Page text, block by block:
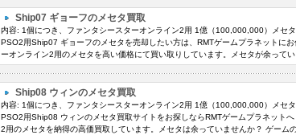
Ship07 ギョーフのメセタ買取
内容: 1個につき、ファンタシースターオンライン2用 1億（100,000,000）メセ
PSO2用Ship07 ギョーフのメセタを売却したい方は、RMTゲームプラネットに
ーオンライン2用のメセタを高い価格にて買い取りしています。メセタが余って
Ship08 ウィンのメセタ買取
内容: 1個につき、ファンタシースターオンライン2用 1億（100,000,000）メセ
PSO2用Ship08 ウィンのメセタ買取サイトをお探しならRMTゲームプラネット
2用のメセタを納得の高価買取しています。メセタは余っていませんか？ ゲーム